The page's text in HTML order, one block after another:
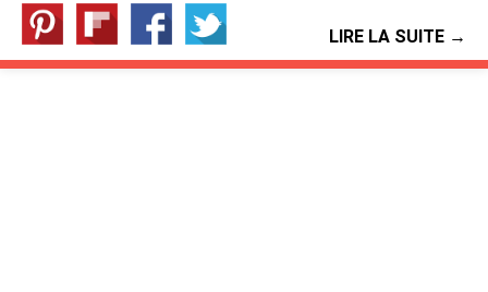
LIRE LA SUITE →